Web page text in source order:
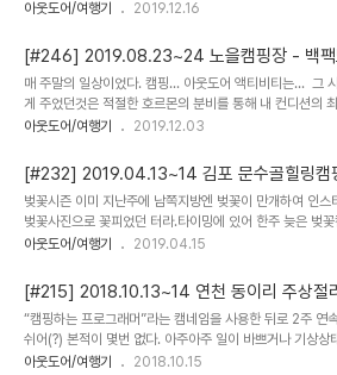
적어지게되는것도 사실 ​ 그래도 이번엔 좋았던건 울산지역
범이를​ 만났던것 동..
걸어서 도시와 멀어질수록 깨끗해지는 하늘과 바다 편안해
섬여행​ #1 연안부두 출항전​ ​#2 덕적도 도착전 배​ #3 마이
적도 서포리 해변으로 이동하는 버스안에서​#5 서포리해
서포리해변 솔밭에 빵카 구축​#7 안구, 호흡, 냄새, 귓구멍
또 자? ㅋ​#9 그렇다고 일몰장면을 놓칠 순 없지​ #10 경렬
추가요 ​#11 저녁밥은 먹어야지​#12 불멍이 없으면 그거슨
아웃도어/여행기 2019.12.16
[#246] 2019.08.23~24 노을캠핑장 - 백팩
족 캠핑
매 주말의 일상이었다. 캠핑... 아웃도어 액티비티는... ​ ​​그
게 주었던것은 적절한 호르몬의 분비를 통해 내 컨디션의
에 도움을 주었고 그와 동반되는 액티비티와 사람들은 내게
에 넣어두고 지내왔는데... 여러가지 상황의 우선순위에 밀
갈 수 밖에 없던 상황들 ​그동안 캠핑 액티비티에 대한 컨텐
블로그나 유튜브 및 커뮤니티에 올리고 피드백을 받으며 지
음과 같은 순환구조를 발견 재미있는 캠핑 > 재미있는 컨텐
어짐 > 즐거운 피드백 > 계속해서 재미있는 캠핑으로 이어
드백이 있을리 없음..
아웃도어/여행기 2019.12.03
[#232] 2019.04.13~14 김포 문수골힐링캠
벚꽃캠핑을 기대하며
벚꽃시즌 이미 지난주에 남쪽지방엔 벚꽃이 만개하여 인스
벚꽃사진으로 꽃피었던 터라.타이밍에 있어 한주 늦은 벚
쪽지역인 이쪽엔 이번주에 만개하지 않을까하여 추진한 이
fname=http://t1.daumcdn.net/brunch/service/
/image/
핑하기 좋다는 캠핑장을 네이버구글다음등등검색을통해 찾
포에 있다는 "문수골힐링캠핑장"을 찾아 크루들과 함께 주
보내기로 한다. but,생각과는 달리아직 벚꽃이 피지 않았...
아웃도어/여행기 2019.04.15
[#215] 2018.10.13~14 연천 동이리 주상절
캠핑
“캠핑하는 프로그래머”라는 캠네임을 사용한 뒤로 2주 연
쉬어(?) 본적이 몇번 없다. 아주아주 일이 바쁘거나 기상상
주 나쁘거나 정말 피치못할 사정이 있는 경우가 아니면 거의
아웃도어/여행기 2018.10.15